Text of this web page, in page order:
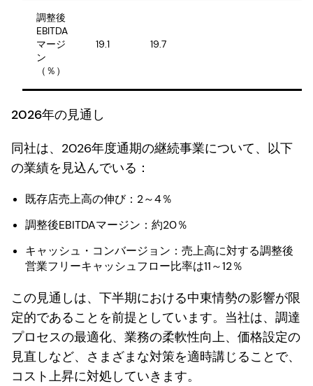
調整後
EBITDA
マージ
ン
（％）
19.1 19.7
2026年の見通し
同社は、2026年度通期の継続事業について、以下
の業績を見込んでいる：
既存店売上高の伸び：2～4％
調整後EBITDAマージン：約20％
キャッシュ・コンバージョン：売上高に対する調整後
営業フリーキャッシュフロー比率は11～12％
この見通しは、下半期における中東情勢の影響が限
定的であることを前提としています。当社は、調達
プロセスの最適化、業務の柔軟性向上、価格設定の
見直しなど、さまざまな対策を適時講じることで、
コスト上昇に対処していきます。